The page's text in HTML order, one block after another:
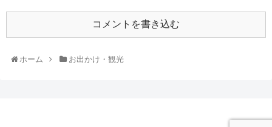
コメントを書き込む
ホーム お出かけ・観光